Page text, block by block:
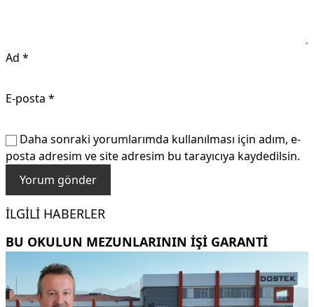
Ad *
E-posta *
Daha sonraki yorumlarımda kullanılması için adım, e-
posta adresim ve site adresim bu tarayıcıya kaydedilsin.
İLGILI HABERLER
BU OKULUN MEZUNLARININ IŞI GARANTI